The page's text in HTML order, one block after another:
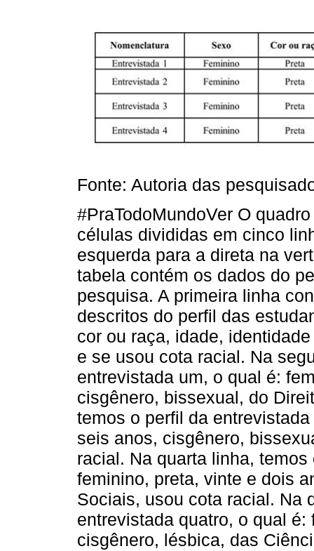
Fonte: Autoria das
#PraTodoMundoVer O
células divididas em cinco
esquerda para a direta na
tabela contém os dados do
pesquisa. A primeira linha
descritos do perfil das
cor ou raça, idade,
e se usou cota racial. Na
entrevistada um, o qual é:
cisgênero, bissexual, do
temos o perfil da
seis anos, cisgênero,
racial. Na quarta linha,
feminino, preta, vinte e dois
Sociais, usou cota racial. Na
entrevistada quatro, o qual
cisgênero, lésbica, das